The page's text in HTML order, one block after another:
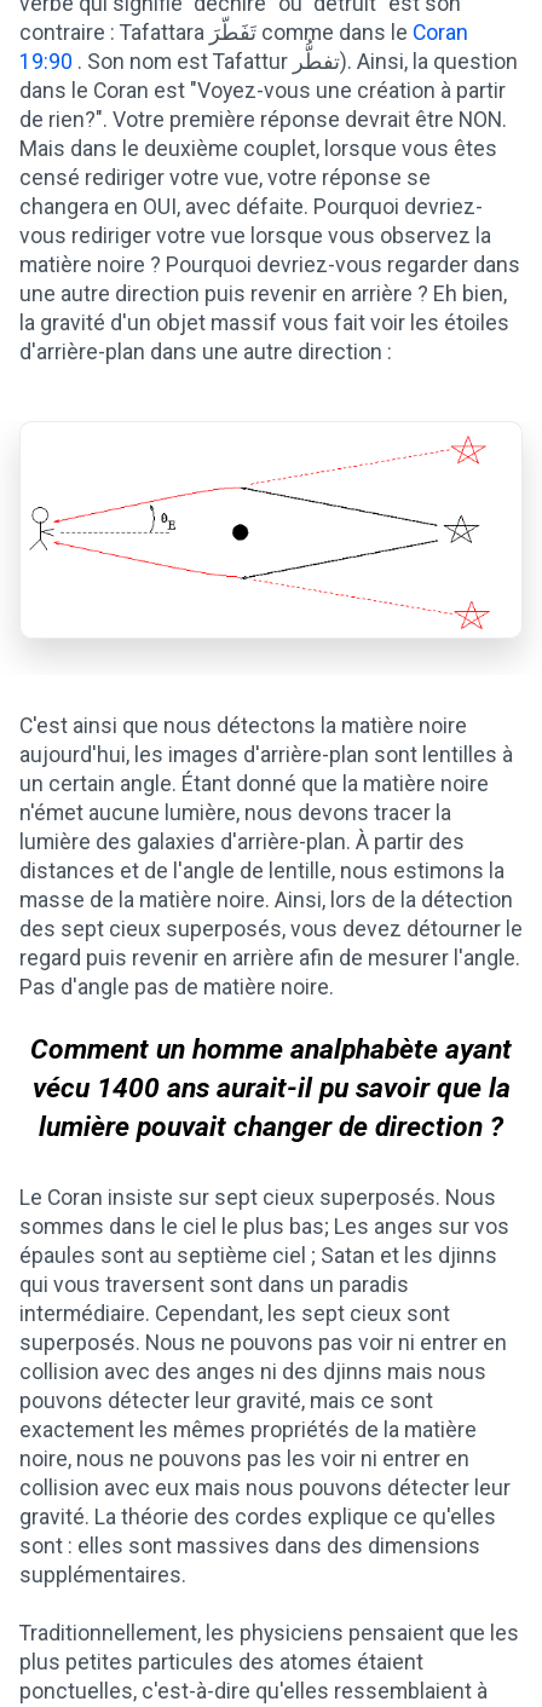
contraire : Tafattara تَفَطّرَ comme dans le Coran
19:90 . Son nom est Tafattur تفطُّر). Ainsi, la question
dans le Coran est "Voyez-vous une création à partir
de rien?". Votre première réponse devrait être NON.
Mais dans le deuxième couplet, lorsque vous êtes
censé rediriger votre vue, votre réponse se
changera en OUI, avec défaite. Pourquoi devriez-
vous rediriger votre vue lorsque vous observez la
matière noire ? Pourquoi devriez-vous regarder dans
une autre direction puis revenir en arrière ? Eh bien,
la gravité d'un objet massif vous fait voir les étoiles
d'arrière-plan dans une autre direction :
C'est ainsi que nous détectons la matière noire
aujourd'hui, les images d'arrière-plan sont lentilles à
un certain angle. Étant donné que la matière noire
n'émet aucune lumière, nous devons tracer la
lumière des galaxies d'arrière-plan. À partir des
distances et de l'angle de lentille, nous estimons la
masse de la matière noire. Ainsi, lors de la détection
des sept cieux superposés, vous devez détourner le
regard puis revenir en arrière afin de mesurer l'angle.
Pas d'angle pas de matière noire.
Comment un homme analphabète ayant
vécu 1400 ans aurait-il pu savoir que la
lumière pouvait changer de direction ?
Le Coran insiste sur sept cieux superposés. Nous
sommes dans le ciel le plus bas; Les anges sur vos
épaules sont au septième ciel ; Satan et les djinns
qui vous traversent sont dans un paradis
intermédiaire. Cependant, les sept cieux sont
superposés. Nous ne pouvons pas voir ni entrer en
collision avec des anges ni des djinns mais nous
pouvons détecter leur gravité, mais ce sont
exactement les mêmes propriétés de la matière
noire, nous ne pouvons pas les voir ni entrer en
collision avec eux mais nous pouvons détecter leur
gravité. La théorie des cordes explique ce qu'elles
sont : elles sont massives dans des dimensions
supplémentaires.
Traditionnellement, les physiciens pensaient que les
plus petites particules des atomes étaient
ponctuelles, c'est-à-dire qu'elles ressemblaient à